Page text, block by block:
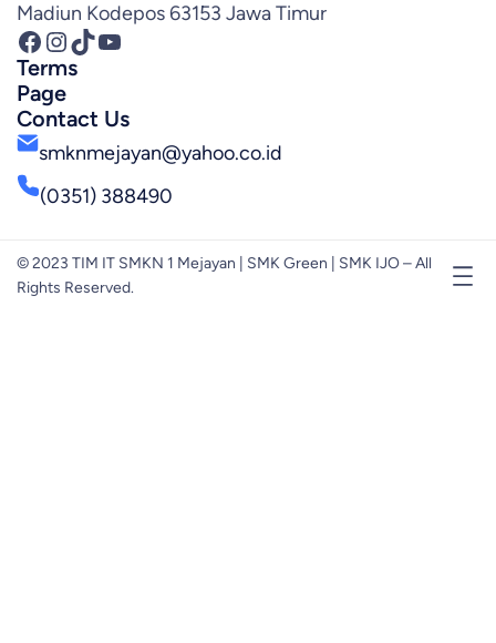
Madiun Kodepos 63153 Jawa Timur
Facebook InstagramTikTok YouTube
Terms
Page
Contact Us
smknmejayan@yahoo.co.id
(0351) 388490
© 2023 TIM IT SMKN 1 Mejayan | SMK Green | SMK IJO – All
Rights Reserved.